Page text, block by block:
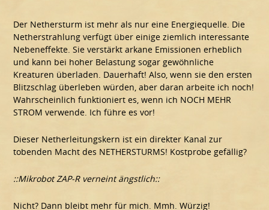
Der Nethersturm ist mehr als nur eine Energiequelle. Die
Netherstrahlung verfügt über einige ziemlich interessante
Nebeneffekte. Sie verstärkt arkane Emissionen erheblich
und kann bei hoher Belastung sogar gewöhnliche
Kreaturen überladen. Dauerhaft! Also, wenn sie den ersten
Blitzschlag überleben würden, aber daran arbeite ich noch!
Wahrscheinlich funktioniert es, wenn ich NOCH MEHR
STROM verwende. Ich führe es vor!
Dieser Netherleitungskern ist ein direkter Kanal zur
tobenden Macht des NETHERSTURMS! Kostprobe gefällig?
::Mikrobot ZAP-R verneint ängstlich::
Nicht? Dann bleibt mehr für mich. Mmh. Würzig!